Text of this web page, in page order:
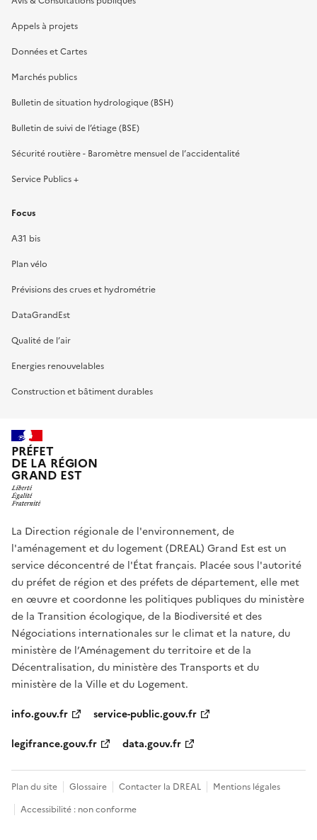
Appels à projets
Données et Cartes
Marchés publics
Bulletin de situation hydrologique (BSH)
Bulletin de suivi de l’étiage (BSE)
Sécurité routière - Baromètre mensuel de l’accidentalité
Service Publics +
Focus
A31 bis
Plan vélo
Prévisions des crues et hydrométrie
DataGrandEst
Qualité de l’air
Energies renouvelables
Construction et bâtiment durables
PRÉFET
DE LA RÉGION
GRAND EST
La Direction régionale de l'environnement, de
l'aménagement et du logement (DREAL) Grand Est est un
service déconcentré de l'État français. Placée sous l'autorité
du préfet de région et des préfets de département, elle met
en œuvre et coordonne les politiques publiques du ministère
de la Transition écologique, de la Biodiversité et des
Négociations internationales sur le climat et la nature, du
ministère de l’Aménagement du territoire et de la
Décentralisation, du ministère des Transports et du
ministère de la Ville et du Logement.
info.gouv.fr
service-public.gouv.fr
legifrance.gouv.fr
data.gouv.fr
Plan du site Glossaire Contacter la DREAL
Mentions légales
Accessibilité : non conforme